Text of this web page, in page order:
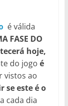
é válida
FASE DO
hoje,
do jogo é
vistos ao
se este é o
cada dia